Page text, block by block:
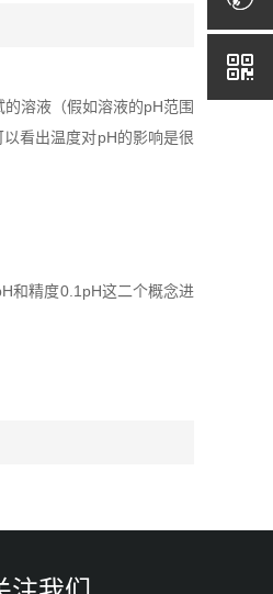
溶液（假如溶液的pH范围
看出温度对pH的影响是很
和精度0.1pH这二个概念进